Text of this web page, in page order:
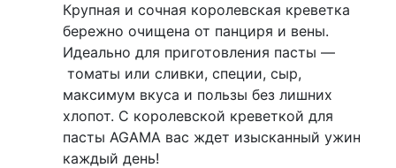
Крупная и сочная королевская креветка
бережно очищена от панциря и вены.
Идеально для приготовления пасты —
томаты или сливки, специи, сыр,
максимум вкуса и пользы без лишних
хлопот. С королевской креветкой для
пасты AGAMA вас ждет изысканный ужин
каждый день!